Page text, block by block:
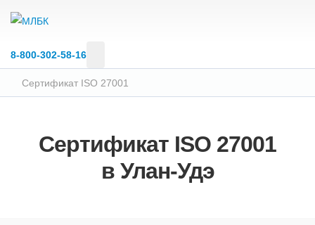
8‑800‑302‑58‑16
Сертификат ISO 27001
Сертификат ISO 27001
в Улан-Удэ